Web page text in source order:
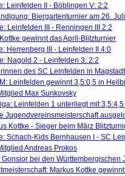
Leinfelden II - Böblingen V: 2:2
Biergartenturnier am 26. Juli
Leinfelden III - Renningen III 2:2
gewinnt das April-Blitzturnier
Herrenberg III - Leinfelden II 4:0
Nagold 2 - Leinfelden 3: 2:2
des SC Leinfelden in Magstadt
Leinfelden gewinnt 3,5:0,5 in
Max Sunkovsky
Leinfelden 1 unterliegt mit
Jugendvereinsmeisterschaft
Kottke - Sieger beim März
Schach-Kids Bernhausen I - SC
Andreas Prokos
Gonsior bei den Württembergischen
Markus Kottke